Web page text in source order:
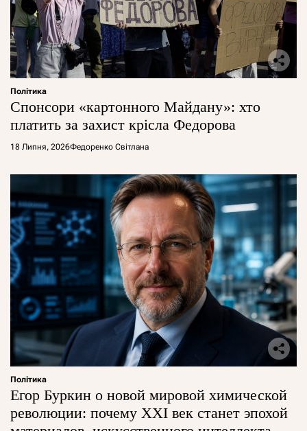
Політика
Спонсори «картонного Майдану»: хто
платить за захист крісла Федорова
18 Липня, 2026Федоренко Світлана
Політика
Егор Буркин о новой мировой химической
революции: почему XXI век станет эпохой